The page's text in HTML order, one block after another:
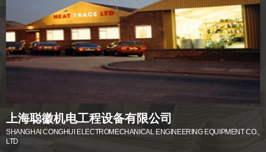
上海聪徽机电工程设备有限公司
SHANGHAI CONGHUI ELECTROMECHANICAL ENGINEERING EQUIPMENT CO.,
LTD